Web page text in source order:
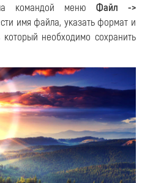
командой меню Файл ->
имя файла, указать формат и
который необходимо сохранить